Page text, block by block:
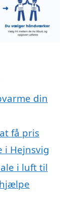
din
få pris
i Hejnsvig
i luft til